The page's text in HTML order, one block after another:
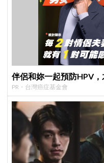
伴侶和妳一起預防HPV，
PR・台灣癌症基金會